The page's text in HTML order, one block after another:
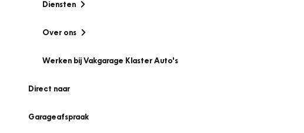
Diensten
Over ons
Werken bij Vakgarage Klaster Auto's
Direct naar
Garageafspraak